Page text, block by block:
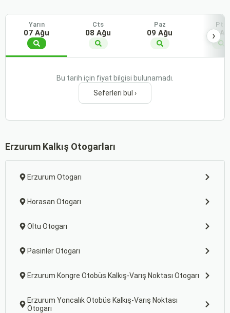
Yarın
07 Ağu
Cts
08 Ağu
Paz
09 Ağu
Pts
10
›
Bu tarih için fiyat bilgisi bulunamadı.
Seferleri bul ›
Erzurum Kalkış Otogarları
Erzurum Otogarı
Horasan Otogarı
Oltu Otogarı
Pasinler Otogarı
Erzurum Kongre Otobüs Kalkış-Varış Noktası Otogarı
Erzurum Yoncalık Otobüs Kalkış-Varış Noktası
Otogarı